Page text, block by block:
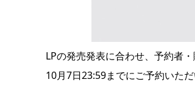
LPの発売発表に合わせ、予約者
10月7日23:59までにご予約いた